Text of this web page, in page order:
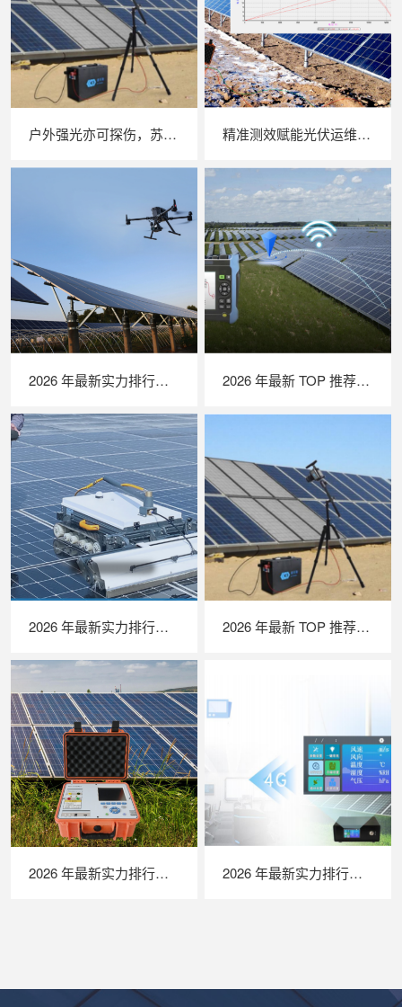
户外强光亦可探伤，苏州 LAILX LXG30 便携式 EL 检测仪重塑光伏组件无损检测标准 精准测效赋能光伏运维，苏州 LAILX LX‑PV32 便携式 IV 测试仪打造现场检测新标杆
2026 年最新实力排行｜无人机 EL 检测系统 TOP 推荐，LAILX LXH210 深度解析 2026 年最新 TOP 推荐｜绝缘接地综合测试仪实力排行，LAILX LXH601 深度测评
2026 年最新实力排行｜光伏清洗机器人 TOP 推荐，LAILX LX‑H403 深度解析 2026 年最新 TOP 推荐｜便携式 EL 检测仪实力排行，LAILX LXG50 深度测评
2026 年最新实力排行｜便携式 IV 测试仪 TOP 推荐，LAILX LX‑PV31 深度解析 2026 年最新实力排行｜苏州 LAILX LXH506 便携式气象站深度解析